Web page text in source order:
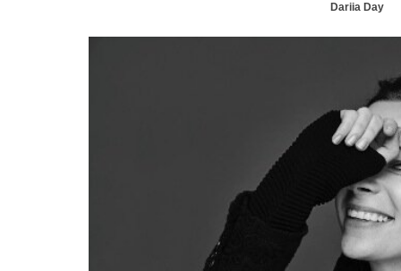
Dariia Day